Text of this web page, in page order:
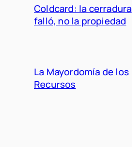
Coldcard: la cerradura
falló, no la propiedad
La Mayordomía de los
Recursos